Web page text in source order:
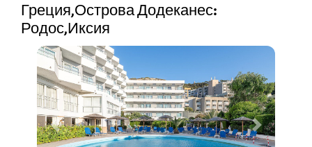
Греция,Острова Додеканес:
Родос,Иксия
Previous Next